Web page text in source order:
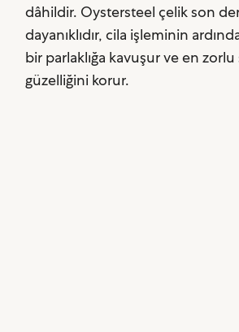
dâhildir. Oystersteel çelik son
dayanıklıdır, cila işleminin
bir parlaklığa kavuşur ve en
güzelliğini korur.